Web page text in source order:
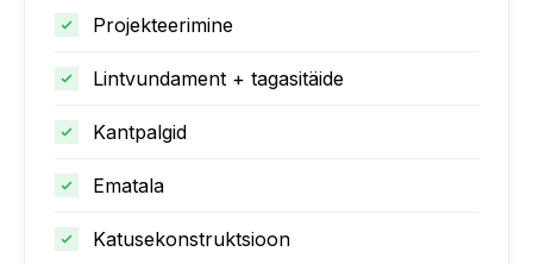
Projekteerimine
Lintvundament + tagasitäide
Kantpalgid
Ematala
Katusekonstruktsioon